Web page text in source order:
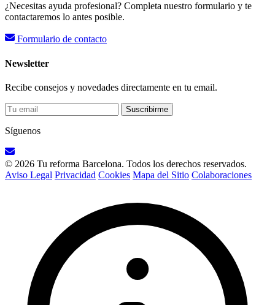
¿Necesitas ayuda profesional? Completa nuestro formulario y te
contactaremos lo antes posible.
Formulario de contacto
Newsletter
Recibe consejos y novedades directamente en tu email.
Suscribirme
Síguenos
© 2026 Tu reforma Barcelona. Todos los derechos reservados.
Aviso Legal Privacidad Cookies Mapa del Sitio Colaboraciones